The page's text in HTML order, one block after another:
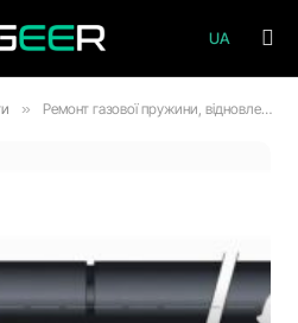
UA
» Ремонт газової пружини, відновлення – чому не варто цього робити!